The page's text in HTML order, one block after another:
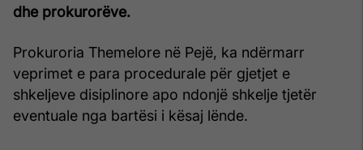
dhe prokurorëve.
Prokuroria Themelore në Pejë, ka ndërmarr
veprimet e para procedurale për gjetjet e
shkeljeve disiplinore apo ndonjë shkelje tjetër
eventuale nga bartësi i kësaj lënde.